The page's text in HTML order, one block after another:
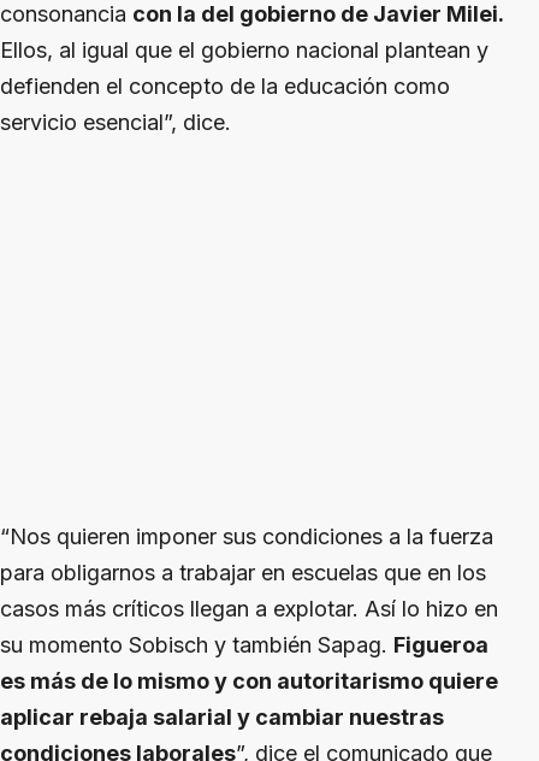
consonancia con la del gobierno de Javier Milei.
Ellos, al igual que el gobierno nacional plantean y
defienden el concepto de la educación como
servicio esencial”, dice.
“Nos quieren imponer sus condiciones a la fuerza
para obligarnos a trabajar en escuelas que en los
casos más críticos llegan a explotar. Así lo hizo en
su momento Sobisch y también Sapag. Figueroa
es más de lo mismo y con autoritarismo quiere
aplicar rebaja salarial y cambiar nuestras
condiciones laborales”, dice el comunicado que